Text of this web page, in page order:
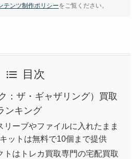
テンツ制作ポリシーをご覧ください。
目次
：ザ・ギャザリング）買取
ンキング
リーブやファイルに入れたまま
ットは無料で10個まで提供
トはトレカ買取専門の宅配買取